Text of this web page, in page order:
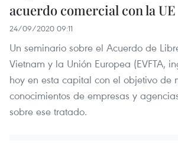
acuerdo comercial con la UE
24/09/2020 09:11
Un seminario sobre el Acuerdo de
Vietnam y la Unión Europea (EVFTA,
hoy en esta capital con el objetivo de
conocimientos de empresas y
sobre ese tratado.